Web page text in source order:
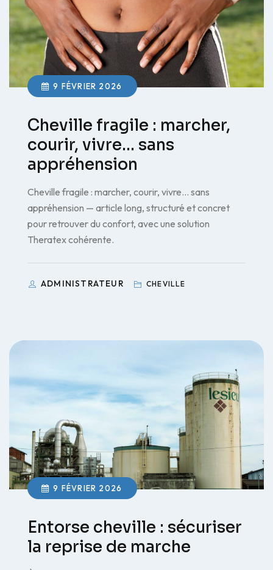
9 FÉVRIER 2026
Cheville fragile : marcher,
courir, vivre… sans
appréhension
Cheville fragile : marcher, courir, vivre… sans
appréhension — article long, structuré et concret
pour retrouver du confort, avec une solution
Theratex cohérente.
ADMINISTRATEUR CHEVILLE
9 FÉVRIER 2026
Entorse cheville : sécuriser
la reprise de marche